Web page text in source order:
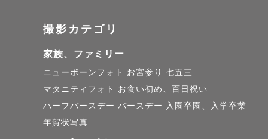
撮影カテゴリ
家族、ファミリー
ニューボーンフォト お宮参り 七五三
マタニティフォト
お食い初め、百日祝い
ハーフバースデー バースデー
入園卒園、入学卒業
年賀状写真